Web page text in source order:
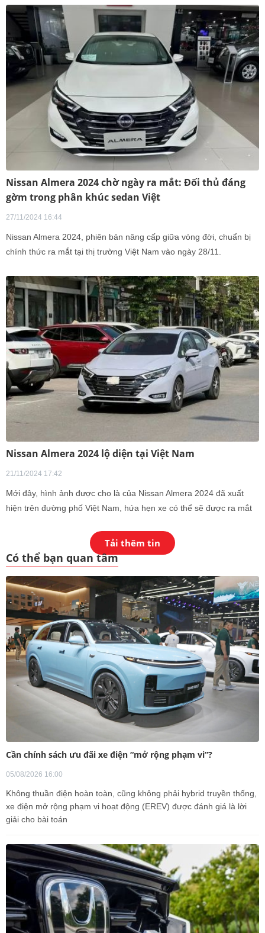
Nissan Almera 2024 chờ ngày ra mắt: Đối thủ đáng
gờm trong phân khúc sedan Việt
27/11/2024 16:44
Nissan Almera 2024, phiên bản nâng cấp giữa vòng đời, chuẩn bị
chính thức ra mắt tại thị trường Việt Nam vào ngày 28/11.
Nissan Almera 2024 lộ diện tại Việt Nam
21/11/2024 17:42
Mới đây, hình ảnh được cho là của Nissan Almera 2024 đã xuất
hiện trên đường phố Việt Nam, hứa hẹn xe có thể sẽ được ra mắt
Tải thêm tin
Có thể bạn quan tâm
Cần chính sách ưu đãi xe điện “mở rộng phạm vi”?
05/08/2026 16:00
Không thuần điện hoàn toàn, cũng không phải hybrid truyền thống,
xe điện mở rộng phạm vi hoạt động (EREV) được đánh giá là lời
giải cho bài toán